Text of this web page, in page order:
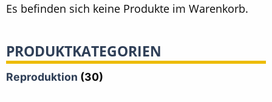
Es befinden sich keine Produkte im Warenkorb.
PRODUKTKATEGORIEN
Reproduktion (30)